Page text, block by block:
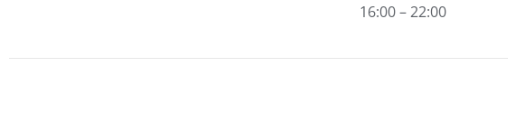
16:00 – 22:00